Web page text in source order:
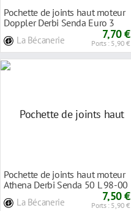
Pochette de joints haut moteur
Doppler Derbi Senda Euro 3
La Bécanerie 7,70 €
Ports : 5,90 €
Pochette de joints haut moteur
Athena Derbi Senda 50 L 98-00
La Bécanerie 7,50 €
Ports : 5,90 €